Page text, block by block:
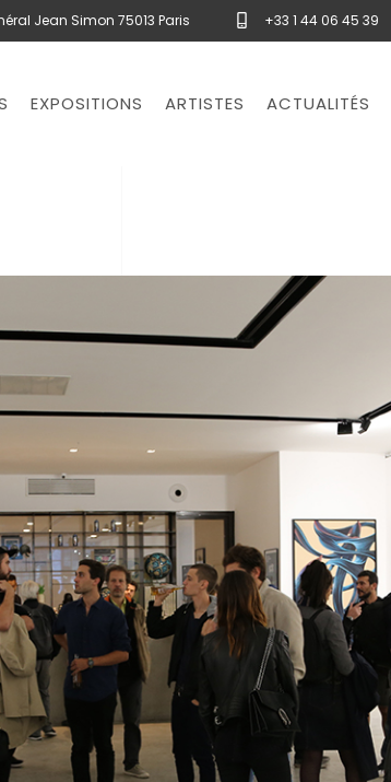
Jean Simon 75013 Paris +33 1 44 06 45 39
EXPOSITIONS ARTISTES ACTUALITÉS